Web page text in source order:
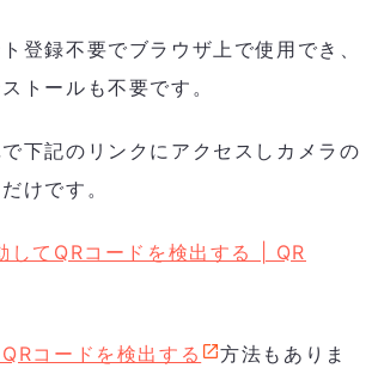
登録不要でブラウザ上で使用でき、
トールも不要です。
下記のリンクにアクセスしカメラの
けです。
してQRコードを検出する | QR
コードを検出する
方法もありま